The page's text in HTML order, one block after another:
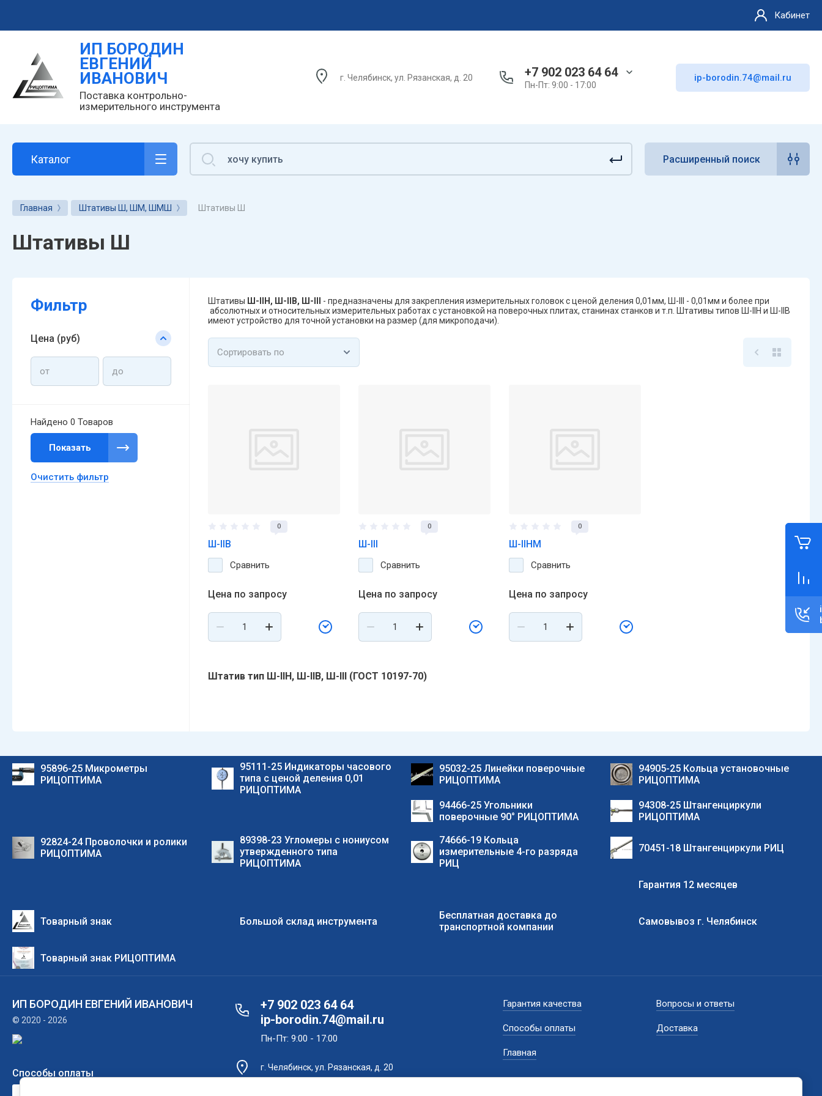
Кабинет
ИП БОРОДИН
ЕВГЕНИЙ
ИВАНОВИЧ
Поставка контрольно-
измерительного инструмента
г. Челябинск, ул. Рязанская, д. 20 +7 902 023 64 64
Пн-Пт: 9:00 - 17:00
ip-borodin.74@mail.ru
Каталог Расширенный поиск
Главная Штативы Ш, ШМ, ШМШ Штативы Ш
Штативы Ш
Фильтр
Цена (руб)
Найдено 0 Товаров
Показать
Очистить фильтр
Штативы Ш-IIH, Ш-IIB, Ш-III - предназначены для закрепления измерительных головок с ценой деления 0,01мм, Ш-III - 0,01мм и более при
абсолютных и относительных измерительных работах с установкой на поверочных плитах, станинах станков и т.п. Штативы типов Ш-IIH и Ш-IIВ
имеют устройство для точной установки на размер (для микроподачи).
Сортировать по
0
Ш-IIB
Сравнить
Цена по запросу
0
Ш-III
Сравнить
Цена по запросу
0
Ш-IIНМ
Сравнить
Цена по запросу
Штатив тип Ш-IIН, Ш-IIB, Ш-III (ГОСТ 10197-70)
95896-25 Микрометры
РИЦОПТИМА
95111-25 Индикаторы часового
типа с ценой деления 0,01
РИЦОПТИМА
95032-25 Линейки поверочные
РИЦОПТИМА
94905-25 Кольца установочные
РИЦОПТИМА
94466-25 Угольники
поверочные 90° РИЦОПТИМА
94308-25 Штангенциркули
РИЦОПТИМА
92824-24 Проволочки и ролики
РИЦОПТИМА
89398-23 Угломеры с нониусом
утвержденного типа
РИЦОПТИМА
74666-19 Кольца
измерительные 4-го разряда
РИЦ
70451-18 Штангенциркули РИЦ
Гарантия 12 месяцев
Товарный знак Большой склад инструмента
Бесплатная доставка до
транспортной компании
Самовывоз г. Челябинск
Товарный знак РИЦОПТИМА
ИП БОРОДИН ЕВГЕНИЙ ИВАНОВИЧ
© 2020 - 2026
Способы оплаты
+7 902 023 64 64
ip-borodin.74@mail.ru
Пн-Пт: 9:00 - 17:00
г. Челябинск, ул. Рязанская, д. 20
Гарантия качества Вопросы и ответы
Способы оплаты Доставка
Главная